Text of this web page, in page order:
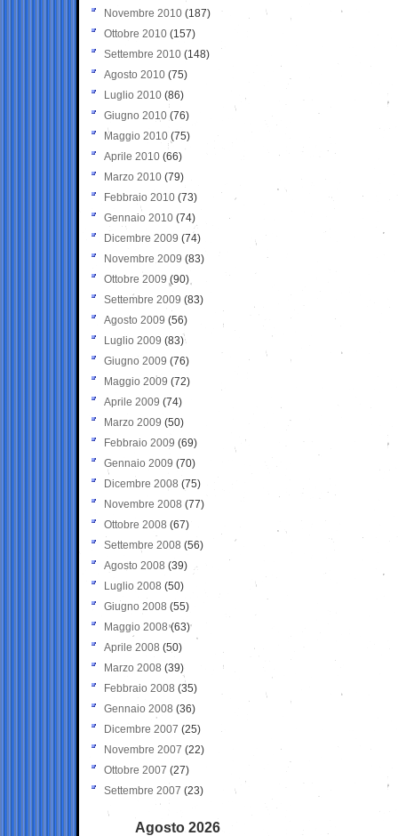
Novembre 2010 (187)
Ottobre 2010 (157)
Settembre 2010 (148)
Agosto 2010 (75)
Luglio 2010 (86)
Giugno 2010 (76)
Maggio 2010 (75)
Aprile 2010 (66)
Marzo 2010 (79)
Febbraio 2010 (73)
Gennaio 2010 (74)
Dicembre 2009 (74)
Novembre 2009 (83)
Ottobre 2009 (90)
Settembre 2009 (83)
Agosto 2009 (56)
Luglio 2009 (83)
Giugno 2009 (76)
Maggio 2009 (72)
Aprile 2009 (74)
Marzo 2009 (50)
Febbraio 2009 (69)
Gennaio 2009 (70)
Dicembre 2008 (75)
Novembre 2008 (77)
Ottobre 2008 (67)
Settembre 2008 (56)
Agosto 2008 (39)
Luglio 2008 (50)
Giugno 2008 (55)
Maggio 2008(63)
Aprile 2008 (50)
Marzo 2008 (39)
Febbraio 2008 (35)
Gennaio 2008 (36)
Dicembre 2007 (25)
Novembre 2007 (22)
Ottobre 2007 (27)
Settembre 2007 (23)
Agosto 2026